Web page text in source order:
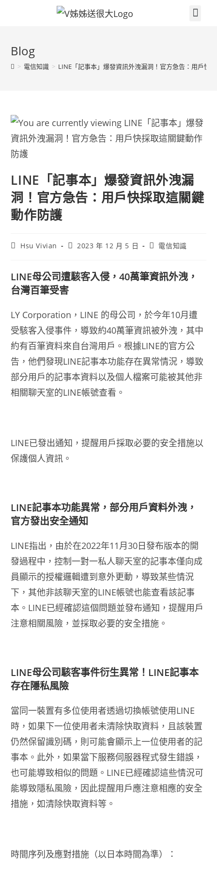
Blog
> 電信知識 > LINE「記事本」爆發資訊外洩漏洞！官方急告：用戶快
LINE「記事本」爆發資訊外洩漏
洞！官方急告：用戶快採取這關鍵
動作防護
Hsu Vivian 2023 年 12 月 5 日 電信知識
LINE母公司遭駭客入侵，40萬筆資訊外洩，
台灣百筆受害
LY Corporation，LINE 的母公司，於今年10月遭
受駭客入侵事件，導致約40萬筆資訊被外洩，其中
約有百筆資料來自台灣用戶。根據LINE的官方公
告，他們發現LINE記事本功能存在異常情況，導致
部分用戶的記事本資料以及個人檔案可能被其他非
相關聊天室的LINE帳號查看。
LINE已發出通知，提醒用戶採取必要的安全措施以
保護個人資訊。
LINE記事本功能異常，部分用戶資料外洩，
官方發出安全通知
LINE指出，由於在2022年11月30日發布版本的開
發過程中，控制一對一私人聊天室的記事本僅向成
員顯示的授權邏輯遭到意外更動，導致某些情況
下，其他非該聊天室的LINE帳號也能查看該記事
本。LINE已經確認這個問題並發布通知，提醒用戶
注意相關風險，並採取必要的安全措施。
LINE母公司駭客事件衍生異常！LINE記事本
存在隱私風險
當同一裝置有多位使用者透過切換帳號使用LINE
時，如果下一位使用者未清除快取資料，且該裝置
仍然保留識別碼，則可能會顯示上一位使用者的記
事本。此外，如果當下服務伺服器程式發生錯誤，
也可能導致相似的問題。LINE已經確認這些情況可
能導致隱私風險，因此提醒用戶應注意相應的安全
措施，如清除快取資料等。
時間序列及應對措施（以日本時間為準）：